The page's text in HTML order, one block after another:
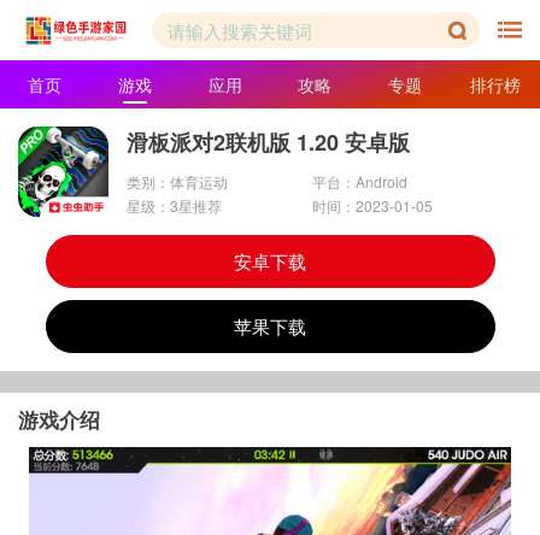
首页 游戏 应用 攻略 专题 排行榜
滑板派对2联机版 1.20 安卓版
类别：体育运动
平台：Android
星级：3星推荐
时间：2023-01-05
安卓下载
苹果下载
游戏介绍